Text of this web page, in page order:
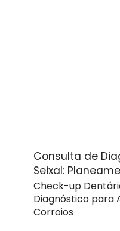
Consulta de
Seixal:
Check-up
Diagnóstico para
Corroios